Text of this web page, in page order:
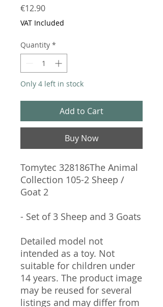
€12.90Price
VAT Included
Quantity *
Only 4 left in stock
Add to Cart
Buy Now
Tomytec 328186The Animal
Collection 105-2 Sheep /
Goat 2
- Set of 3 Sheep and 3 Goats
Detailed model not
intended as a toy. Not
suitable for children under
14 years. The product image
may be reused for several
listings and may differ from